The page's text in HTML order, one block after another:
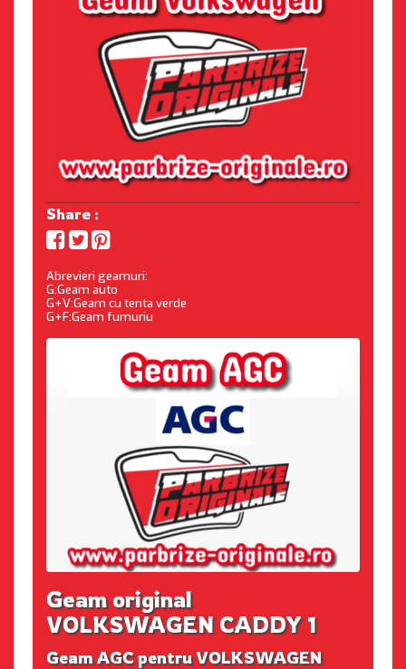
Share :
Abrevieri geamuri:
G:Geam auto
G+V:Geam cu tenta verde
G+F:Geam fumuriu
Geam original
VOLKSWAGEN CADDY 1
Geam AGC pentru VOLKSWAGEN